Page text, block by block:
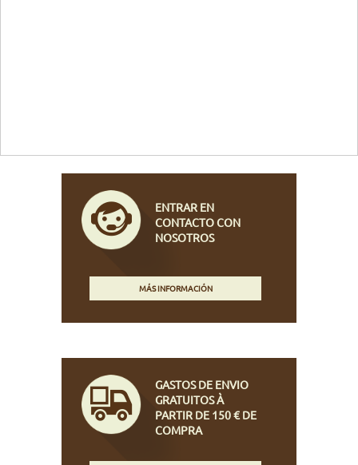
ENTRAR EN
CONTACTO CON
NOSOTROS
MÁS INFORMACIÓN
GASTOS DE ENVIO
GRATUITOS À
PARTIR DE 150 € DE
COMPRA